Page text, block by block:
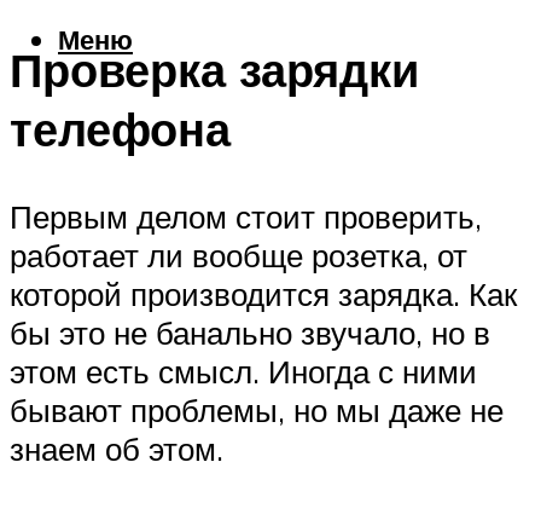
Меню
Проверка зарядки
телефона
Первым делом стоит проверить,
работает ли вообще розетка, от
которой производится зарядка. Как
бы это не банально звучало, но в
этом есть смысл. Иногда с ними
бывают проблемы, но мы даже не
знаем об этом.